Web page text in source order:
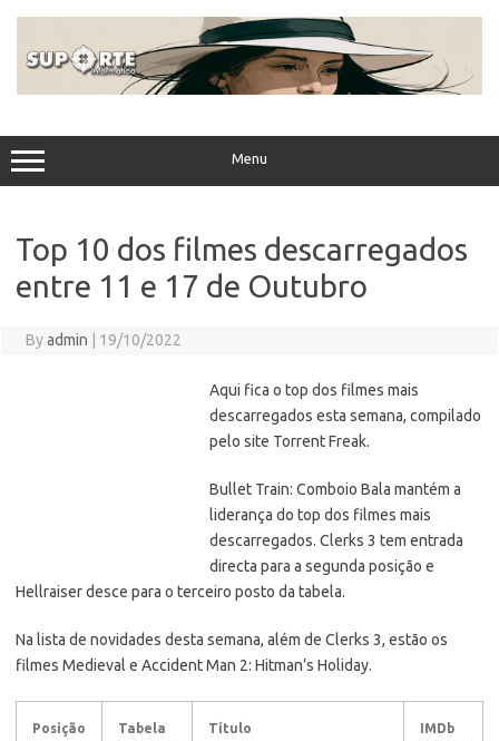
Menu
Top 10 dos filmes descarregados
entre 11 e 17 de Outubro
Byadmin 19/10/2022
Aqui fica o top dos filmes mais
descarregados esta semana, compilado
pelo site Torrent Freak.
Bullet Train: Comboio Bala mantém a
liderança do top dos filmes mais
descarregados. Clerks 3 tem entrada
directa para a segunda posição e
Hellraiser desce para o terceiro posto da tabela.
Na lista de novidades desta semana, além de Clerks 3, estão os
filmes Medieval e Accident Man 2: Hitman’s Holiday.
Posição
Tabela
Título
IMDb